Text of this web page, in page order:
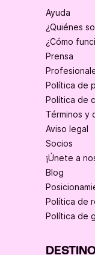
Ayuda
¿Quiénes
¿Cómo
Prensa
Política de
Política de
Términos y
Aviso legal
Socios
¡Únete a
Blog
Política de
Política de